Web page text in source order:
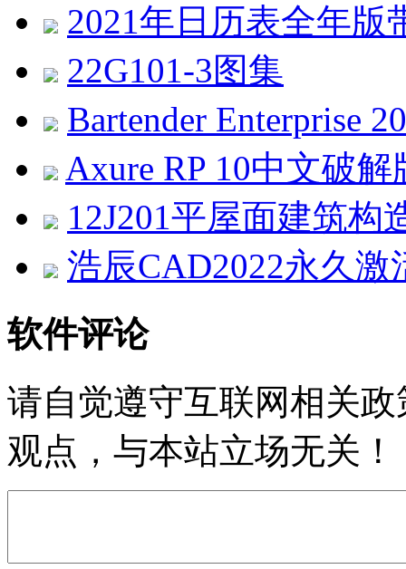
2021年日历表全年版
22G101-3图集
Bartender Enterprise
Axure RP 10中文破解
12J201平屋面建筑构
浩辰CAD2022永久激
软件评论
请自觉遵守互联网相关
观点，与本站立场无关！